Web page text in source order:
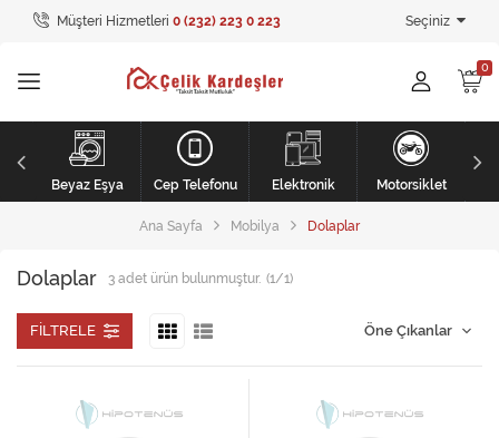
Müşteri Hizmetleri 0 (232) 223 0 223 Seçiniz
Tüm Kategoriler
Ev Tekstili
GİYİM
Kişisel Bakım
Mobilya
Mobilya
Elektronik
Beyaz Eşya
Beyaz Eşya
Cep Telefonu Elektronik Motorsiklet
Ana Sayfa Mobilya Dolaplar
Dolaplar 3 adet ürün bulunmuştur. (1/1)
FILTRELE